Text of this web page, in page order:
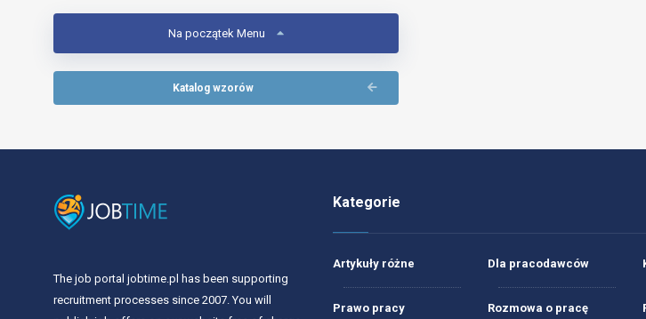
Na początek Menu
Katalog wzorów
The job portal jobtime.pl has been supporting
recruitment processes since 2007. You will
Kategorie
Artykuły różne Dla pracodawców
Prawo pracy Rozmowa o pracę